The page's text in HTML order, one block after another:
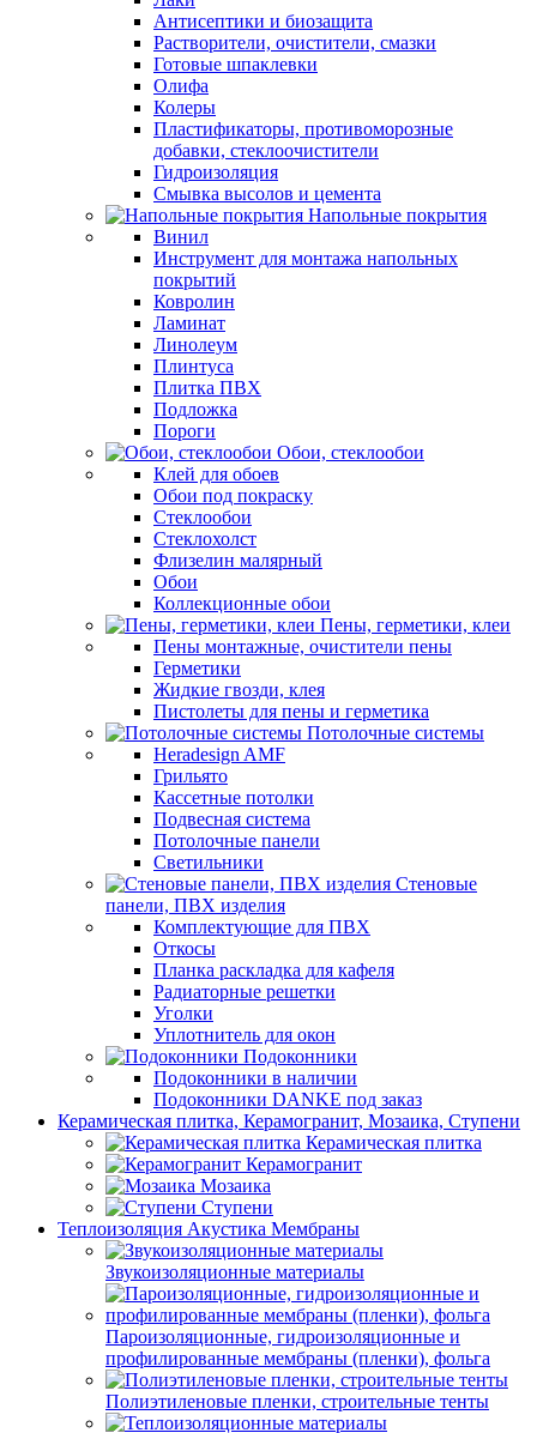
Антисептики и биозащита
Растворители, очистители, смазки
Готовые шпаклевки
Олифа
Колеры
Пластификаторы, противоморозные
добавки, стеклоочистители
Гидроизоляция
Смывка высолов и цемента
Напольные покрытия
Винил
Инструмент для монтажа напольных
покрытий
Ковролин
Ламинат
Линолеум
Плинтуса
Плитка ПВХ
Подложка
Пороги
Обои, стеклообои
Клей для обоев
Обои под покраску
Стеклообои
Стеклохолст
Флизелин малярный
Обои
Коллекционные обои
Пены, герметики, клеи
Пены монтажные, очистители пены
Герметики
Жидкие гвозди, клея
Пистолеты для пены и герметика
Потолочные системы
Heradesign AMF
Грильято
Кассетные потолки
Подвесная система
Потолочные панели
Светильники
Стеновые
панели, ПВХ изделия
Комплектующие для ПВХ
Откосы
Планка раскладка для кафеля
Радиаторные решетки
Уголки
Уплотнитель для окон
Подоконники
Подоконники в наличии
Подоконники DANKE под заказ
Керамическая плитка, Керамогранит, Мозаика, Ступени
Керамическая плитка
Керамогранит
Мозаика
Ступени
Теплоизоляция Акустика Мембраны
Звукоизоляционные материалы
Пароизоляционные, гидроизоляционные и
профилированные мембраны (пленки), фольга
Полиэтиленовые пленки, строительные тенты